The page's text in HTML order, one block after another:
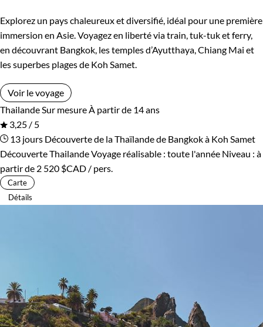
Explorez un pays chaleureux et diversifié, idéal pour une première
immersion en Asie. Voyagez en liberté via train, tuk-tuk et ferry,
en découvrant Bangkok, les temples d’Ayutthaya, Chiang Mai et
les superbes plages de Koh Samet.
Voir le voyage
Thailande Sur mesure À partir de 14 ans
3,25 / 5
13 jours Découverte de la Thaïlande de Bangkok à Koh Samet
Découverte ThailandeVoyage réalisable : toute l'année Niveau : à
partir de 2 520 $CAD / pers.
Carte
Détails